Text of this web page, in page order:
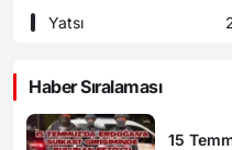
Yatsı
Haber Sıralaması
15